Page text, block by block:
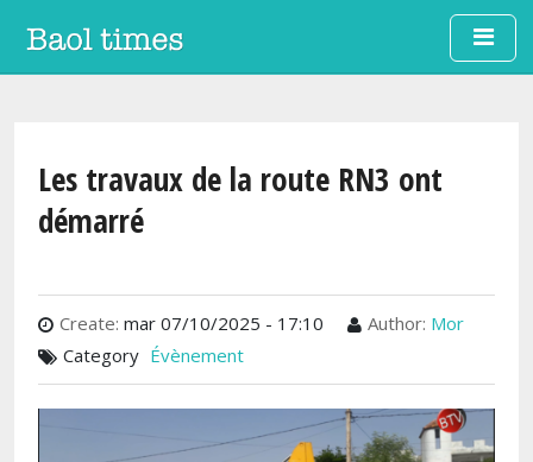
Aller au contenu principal
Les travaux de la route RN3 ont
démarré
Create: mar 07/10/2025 - 17:10 Author: Mor
Category Évènement